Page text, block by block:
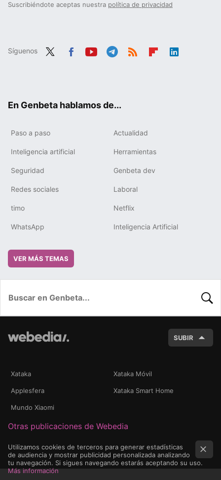
Suscribiéndote aceptas nuestra política de privacidad
Síguenos
En Genbeta hablamos de...
Paso a paso Actualidad
Inteligencia artificial Herramientas
Seguridad Genbeta dev
Redes sociales Laboral
timo Netflix
WhatsApp Inteligencia Artificial
VER MÁS TEMAS
SUBIR
Xataka Xataka Móvil
Applesfera Xataka Smart Home
Mundo Xiaomi
Otras publicaciones de Webedia
Utilizamos cookies de terceros para generar estadísticas
de audiencia y mostrar publicidad personalizada analizando
tu navegación. Si sigues navegando estarás aceptando su uso.
Más información